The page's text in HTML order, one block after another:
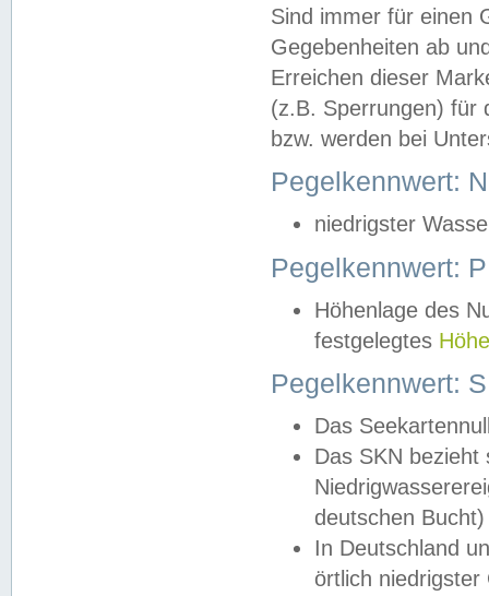
Sind immer für einen
Gegebenheiten ab
Erreichen dieser
(z.B. Sperrungen) für
bzw. werden bei
Pegelkennwert:
niedrigster
Pegelkennwert:
Höhenlage des
festgelegtes
Pegelkennwert:
Das
Das SKN
deutschen
In Deutschland
örtlich